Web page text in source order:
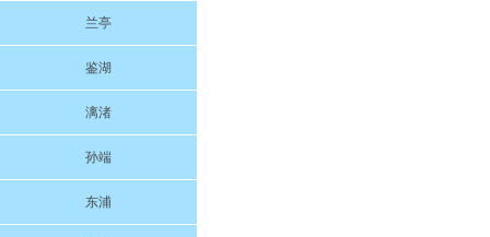
兰亭
鉴湖
漓渚
孙端
东浦